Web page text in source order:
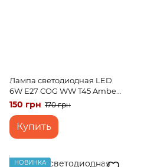
Лампа светодиодная LED
6W E27 COG WW T45 Amber
220V
150 грн 170 грн
Купить
НОВИНКА